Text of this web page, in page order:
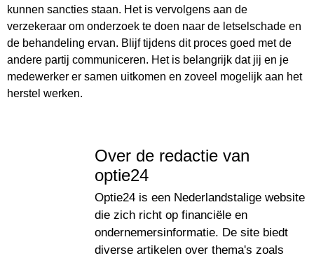
kunnen sancties staan. Het is vervolgens aan de
verzekeraar om onderzoek te doen naar de letselschade en
de behandeling ervan. Blijf tijdens dit proces goed met de
andere partij communiceren. Het is belangrijk dat jij en je
medewerker er samen uitkomen en zoveel mogelijk aan het
herstel werken.
Over de redactie van
optie24
Optie24 is een Nederlandstalige website
die zich richt op financiële en
ondernemersinformatie. De site biedt
diverse artikelen over thema's zoals